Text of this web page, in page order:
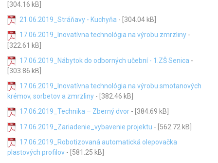
[304.16 kB]
21.06.2019_Stráňavy - Kuchyňa - [304.04 kB]
17.06.2019_Inovatívna technológia na výrobu zmrzliny -
[322.61 kB]
17.06.2019_Nábytok do odborných učební - 1.ZŠ Senica -
[303.86 kB]
17.06.2019_Inovatívna technológia na výrobu smotanových
krémov, sorbetov a zmrzliny - [382.46 kB]
17.06.2019_Technika – Zberný dvor - [384.69 kB]
17.06.2019_Zariadenie_vybavenie projektu - [562.72 kB]
17.06.2019_Robotizovaná automatická olepovačka
plastových profilov - [581.25 kB]